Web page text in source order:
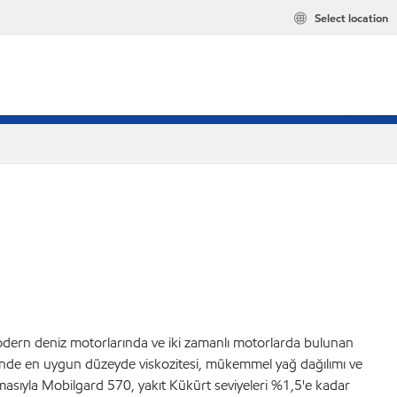
Select location
deniz motorlarında ve iki zamanlı motorlarda bulunan
en uygun düzeyde viskozitesi, mükemmel yağ dağılımı ve
Mobilgard 570, yakıt Kükürt seviyeleri %1,5'e kadar